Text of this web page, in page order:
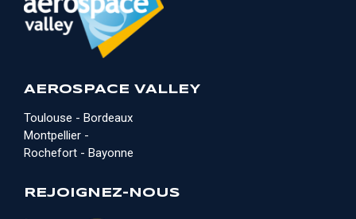
AEROSPACE VALLEY
Toulouse - Bordeaux
Montpellier -
Rochefort - Bayonne
REJOIGNEZ-NOUS